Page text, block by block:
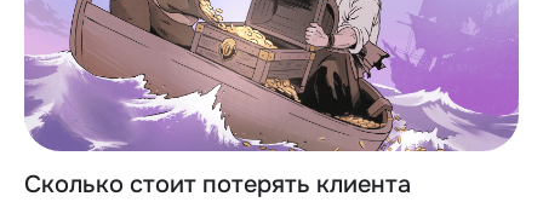
Сколько стоит потерять клиента